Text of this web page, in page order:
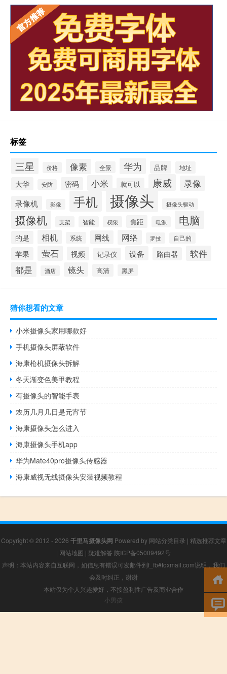
标签
三星 价格 像素 全景 华为 品牌 地址
大华 安防 密码 小米 就可以 康威 录像
录像机 影像 手机 摄像头 摄像头驱动
摄像机 支架 智能 权限 焦距 电源 电脑
的是 相机 系统 网线 网络 罗技 自己的
苹果 萤石 视频 记录仪 设备 路由器
软件
都是
酒店 镜头 高清 黑屏
猜你想看的文章
小米摄像头家用哪款好
手机摄像头屏蔽软件
海康枪机摄像头拆解
冬天渐变色美甲教程
有摄像头的智能手表
农历几月几日是元宵节
海康摄像头怎么进入
海康摄像头手机app
华为Mate40pro摄像头传感器
海康威视无线摄像头安装视频教程
Copyright © 2012 - 2026 千里马摄像头网 Powered by 网站分类目录 | 精选推荐文章
| 网站地图 | 疑难解答 陕ICP备05009492号
声明：本站内容来自互联网，如信息有错误可发邮件到f_fb#foxmail.com说明，我们
会及时纠正，谢谢
本站仅为个人兴趣爱好，不接盈利性广告及商业合作
小男孩